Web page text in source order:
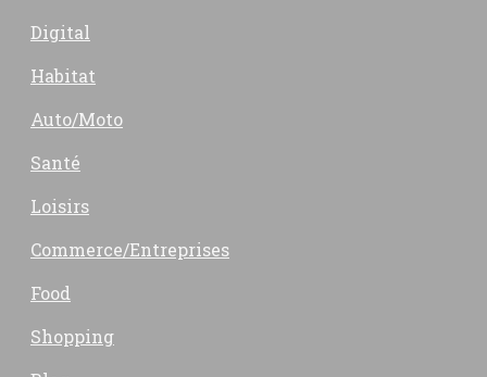
Digital
Habitat
Auto/Moto
Santé
Loisirs
Commerce/Entreprises
Food
Shopping